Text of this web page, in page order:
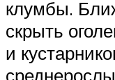
клумбы.
скрыть
и